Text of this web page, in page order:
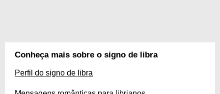
Conheça mais sobre o signo de libra
Perfil do signo de libra